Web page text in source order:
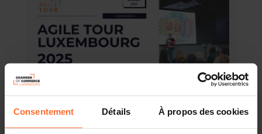
Consentement Détails À propos des cookies